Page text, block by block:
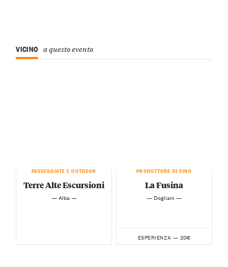
VICINO a questo evento
PASSEGGIATE E OUTDOOR
Terre Alte Escursioni
— Alba —
PRODUTTORE DI VINO
La Fusina
— Dogliani —
ESPERIENZA — 20€